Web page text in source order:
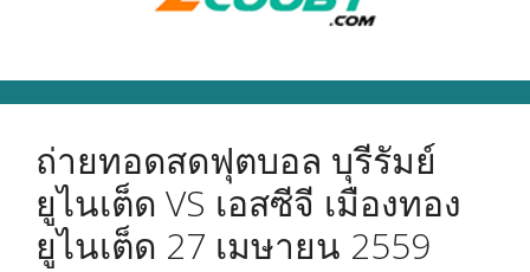
ถ่ายทอดสดฟุตบอล บุรีรัมย์
ยูไนเต็ด VS เอสซีจี เมืองทอง
ยูไนเต็ด 27 เมษายน 2559